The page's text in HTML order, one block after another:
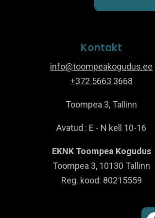
Kontakt
info@toompeakogudus.ee
+372 5663 3668
Toompea 3, Tallinn
Avatud : E - N kell 10-16
EKNK Toompea Kogudus
Toompea 3, 10130 Tallinn
Reg. kood: 80215559